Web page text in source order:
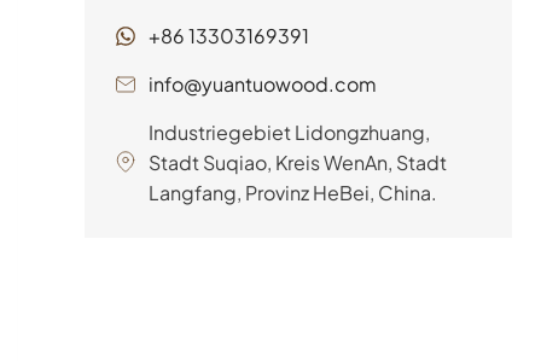
Wettbewerb ist hart, und die
Erwartungen der Kunden
navigieren Sie durch diese
komplexe Landschaft?
+86 13303169391
info@yuantuowood.com
Industriegebiet Lidongzhuang,
Stadt Suqiao, Kreis WenAn, Stadt
Langfang, Provinz HeBei, China.